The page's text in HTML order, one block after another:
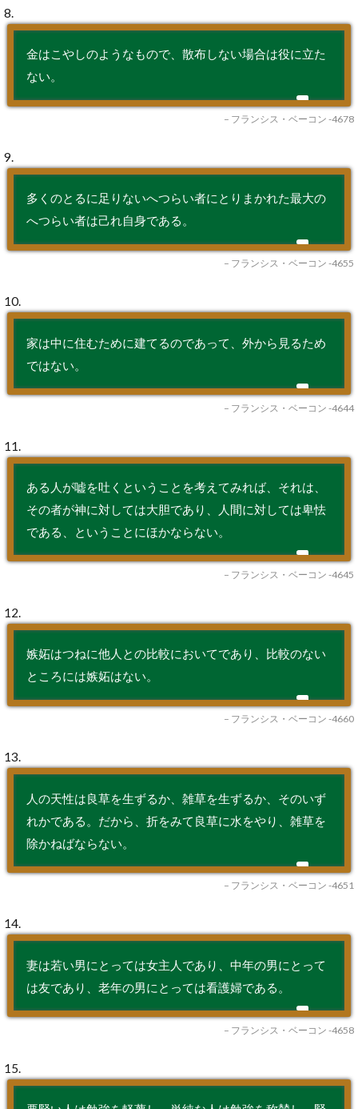
8.
金はこやしのようなもので、散布しない場合は役に立た
ない。
– フランシス・ベーコン -4678
9.
多くのとるに足りないへつらい者にとりまかれた最大の
へつらい者は己れ自身である。
– フランシス・ベーコン -4655
10.
家は中に住むために建てるのであって、外から見るため
ではない。
– フランシス・ベーコン -4644
11.
ある人が嘘を吐くということを考えてみれば、それは、
その者が神に対しては大胆であり、人間に対しては卑怯
である、ということにほかならない。
– フランシス・ベーコン -4645
12.
嫉妬はつねに他人との比較においてであり、比較のない
ところには嫉妬はない。
– フランシス・ベーコン -4660
13.
人の天性は良草を生ずるか、雑草を生ずるか、そのいず
れかである。だから、折をみて良草に水をやり、雑草を
除かねばならない。
– フランシス・ベーコン -4651
14.
妻は若い男にとっては女主人であり、中年の男にとって
は友であり、老年の男にとっては看護婦である。
– フランシス・ベーコン -4658
15.